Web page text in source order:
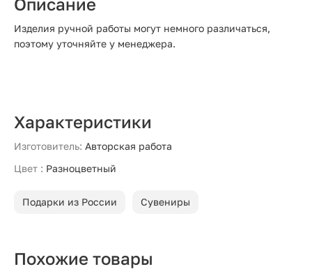
Изделия ручной работы могут немного различаться,
поэтому уточняйте у менеджера.
Характеристики
Изготовитель: Авторская работа
Цвет : Разноцветный
Подарки из России Сувениры
Похожие товары